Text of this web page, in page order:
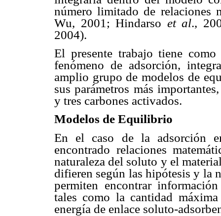
número limitado de relaciones
Wu, 2001; Hindarso et al.,
2004).
El presente trabajo tiene
fenómeno de adsorción,
amplio grupo de modelos de
sus parámetros más
y tres carbones activados.
Modelos de Equilibrio
En el caso de la adsorción
encontrado relaciones
naturaleza del soluto y el
difieren según las hipótesis y la
permiten encontrar
tales como la cantidad
energía de enlace soluto-